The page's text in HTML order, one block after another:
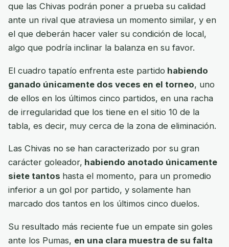
que las Chivas podrán poner a prueba su calidad
ante un rival que atraviesa un momento similar, y en
el que deberán hacer valer su condición de local,
algo que podría inclinar la balanza en su favor.
El cuadro tapatío enfrenta este partido habiendo
ganado únicamente dos veces en el torneo, uno
de ellos en los últimos cinco partidos, en una racha
de irregularidad que los tiene en el sitio 10 de la
tabla, es decir, muy cerca de la zona de eliminación.
Las Chivas no se han caracterizado por su gran
carácter goleador, habiendo anotado únicamente
siete tantos hasta el momento, para un promedio
inferior a un gol por partido, y solamente han
marcado dos tantos en los últimos cinco duelos.
Su resultado más reciente fue un empate sin goles
ante los Pumas, en una clara muestra de su falta